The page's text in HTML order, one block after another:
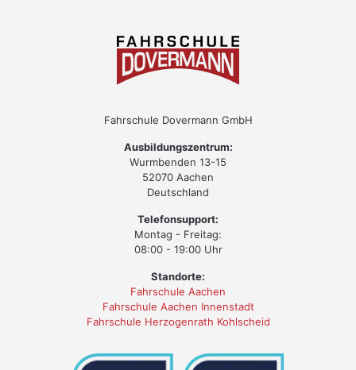
Fahrschule Dovermann GmbH
Ausbildungszentrum:
Wurmbenden 13-15
52070 Aachen
Deutschland
Telefonsupport:
Montag - Freitag:
08:00 - 19:00 Uhr
Standorte:
Fahrschule Aachen
Fahrschule Aachen Innenstadt
Fahrschule Herzogenrath Kohlscheid